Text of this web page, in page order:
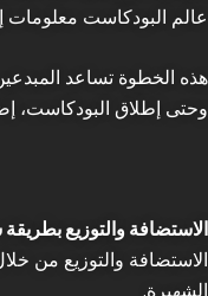
عالم البودكاست معلومات
هذه الخطوة تساعد
وحتى إطلاق البودكاست،
الاستضافة والتوزيع
الاستضافة والتوزيع من